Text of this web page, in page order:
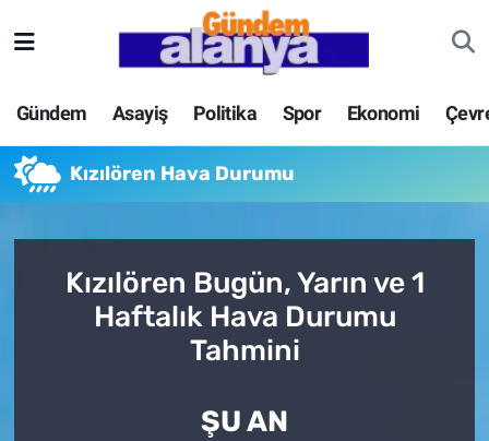
Gündem Asayiş Politika Spor Ekonomi
Kızılören Hava Durumu
Kızılören Bugün, Yarın ve 1
Haftalık Hava Durumu
Tahmini
ŞU AN